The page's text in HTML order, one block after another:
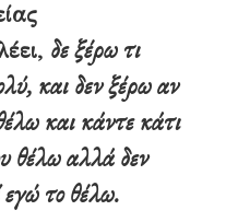
δε ξέρω τι
και δεν ξέρω αν
και κάντε κάτι
θέλω αλλά δεν
εγώ το θέλω.